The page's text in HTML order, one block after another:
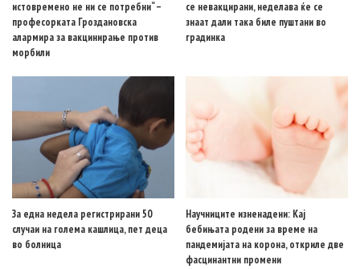
истовремено не ни се потребни“ –
професорката Гроздановска
алармира за вакцинирање против
морбили
се невакцирани, неделава ќе се
знаат дали така биле пуштани во
градинка
За една недела регистрирани 50
случаи на голема кашлица, пет деца
во болница
Научниците изненадени: Кај
бебињата родени за време на
пандемијата на корона, откриле две
фасцинантни промени